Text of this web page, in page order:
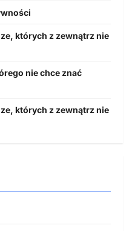
których z zewnątrz nie
nie chce znać
których z zewnątrz nie